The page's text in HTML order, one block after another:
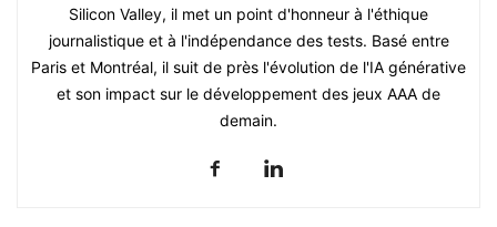
Silicon Valley, il met un point d'honneur à l'éthique
journalistique et à l'indépendance des tests. Basé entre
Paris et Montréal, il suit de près l'évolution de l'IA générative
et son impact sur le développement des jeux AAA de
demain.